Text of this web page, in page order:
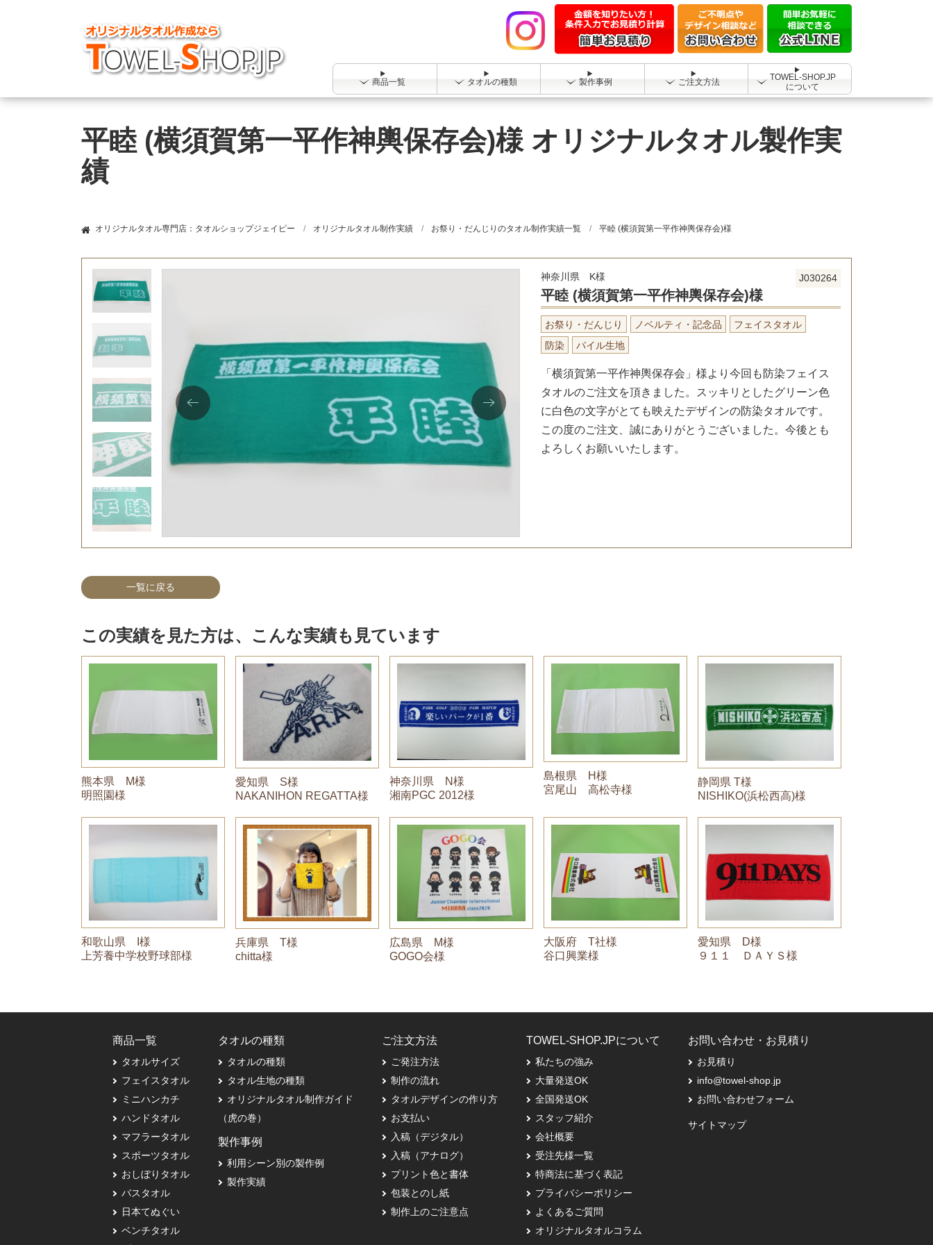
商品一覧 タオルの種類 製作事例 ご注文方法
TOWEL-SHOP.JP
について
平睦 (横須賀第一平作神輿保存会)様 オリジナルタオル製作実
績
オリジナルタオル専門店：タオルショップジェイピー オリジナルタオル制作実績 お祭り・だんじりのタオル制作実績一覧 平睦 (横須賀第一平作神輿保存会)様
J030264
神奈川県 K様
平睦 (横須賀第一平作神輿保存会)様
お祭り・だんじり ノベルティ・記念品
フェイスタオル
防染
パイル生地
「横須賀第一平作神輿保存会」様より今回も防染フェイス
タオルのご注文を頂きました。スッキリとしたグリーン色
に白色の文字がとても映えたデザインの防染タオルです。
この度のご注文、誠にありがとうございました。今後とも
よろしくお願いいたします。
一覧に戻る
この実績を見た方は、こんな実績も見ています
熊本県 M様
明照園様
愛知県 S様
NAKANIHON REGATTA様
神奈川県 N様
湘南PGC 2012様
島根県 H様
宮尾山 高松寺様
静岡県 T様
NISHIKO(浜松西高)様
和歌山県 I様
上芳養中学校野球部様
兵庫県 T様
chitta様
広島県 M様
GOGO会様
大阪府 T社様
谷口興業様
愛知県 D様
９１１ ＤＡＹＳ様
商品一覧
タオルサイズ
フェイスタオル
ミニハンカチ
ハンドタオル
マフラータオル
スポーツタオル
おしぼりタオル
バスタオル
日本てぬぐい
ベンチタオル
タオルの種類
タオルの種類
タオル生地の種類
オリジナルタオル制作ガイド
（虎の巻）
製作事例
利用シーン別の製作例
製作実績
ご注文方法
ご発注方法
制作の流れ
タオルデザインの作り方
お支払い
入稿（デジタル）
入稿（アナログ）
プリント色と書体
包装とのし紙
制作上のご注意点
TOWEL-SHOP.JPについて
私たちの強み
大量発送OK
全国発送OK
スタッフ紹介
会社概要
受注先様一覧
特商法に基づく表記
プライバシーポリシー
よくあるご質問
オリジナルタオルコラム
お問い合わせ・お見積り
お見積り
info@towel-shop.jp
お問い合わせフォーム
サイトマップ